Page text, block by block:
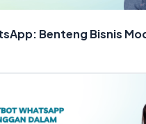
Benteng Bisnis